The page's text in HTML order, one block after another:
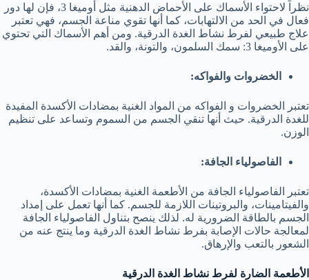
نظراً لاحتواء الأسماك على الأحماض الدهنية مثل أوميغا 3، فإن لها دور
فعال في الحد من الالتهابات، كما أنها تقوي مناعة الجسم، فهي تعتبر
علاج طبيعي لفرط نشاط الغدة الدرقية. ومن أهم الأسماك التي تحتوي
على الأوميغا 3: سمك السلمون، والتونة، والقد.
الخضروات والفواكه:
تعتبر الخضروات و الفواكه من المواد الغنية بمضادات الأكسدة المفيدة
للغدة الدرقية. حيث أنها تنقي الجسم من السموم وتساعد على تنظيم
الوزن.
الفاصولياء الجافة:
تعتبر الفاصولياء الجافة من الأطعمة الغنية بمضادات الأكسدة،
والفيتامينات، والبروتينات اللازمة للجسم. كما أنها تعمل على إمداد
الجسم بالطاقة الضرورية له. لذلك ينصح بتناول الفاصولياء الجافة
لمعالجة حالات الإصابة بفرط نشاط الغدة الدرقية وما ينتج عنه من
الشعور بالتعب والإرهاق.
الأطعمة الضارة لفرط نشاط الغدة الدرقية